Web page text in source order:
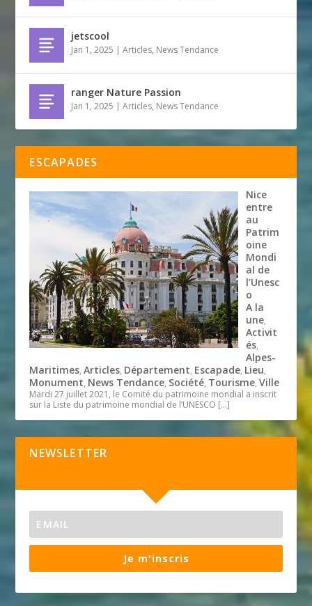
jetscool
Jan 1, 2025 |Articles, News Tendance
ranger Nature Passion
Jan 1, 2025 |Articles, News Tendance
ESCAPADES
Nice
entre
au
Patrim
oine
Mondi
al de
l’Unesc
o
A la
une,
Activit
és,
Alpes-
Maritimes,Articles, Département, Escapade, Lieu,
Monument, News Tendance, Société, Tourisme,Ville
Mardi 27 juillet 2021, le Comité du patrimoine mondial a inscrit
sur la Liste du patrimoine mondial de l’UNESCO […]
NEWSLETTER
Je m'inscris